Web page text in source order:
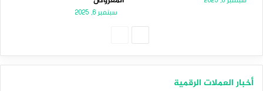
سبتمبر 6, 2025
أخبار العملات الرقمية